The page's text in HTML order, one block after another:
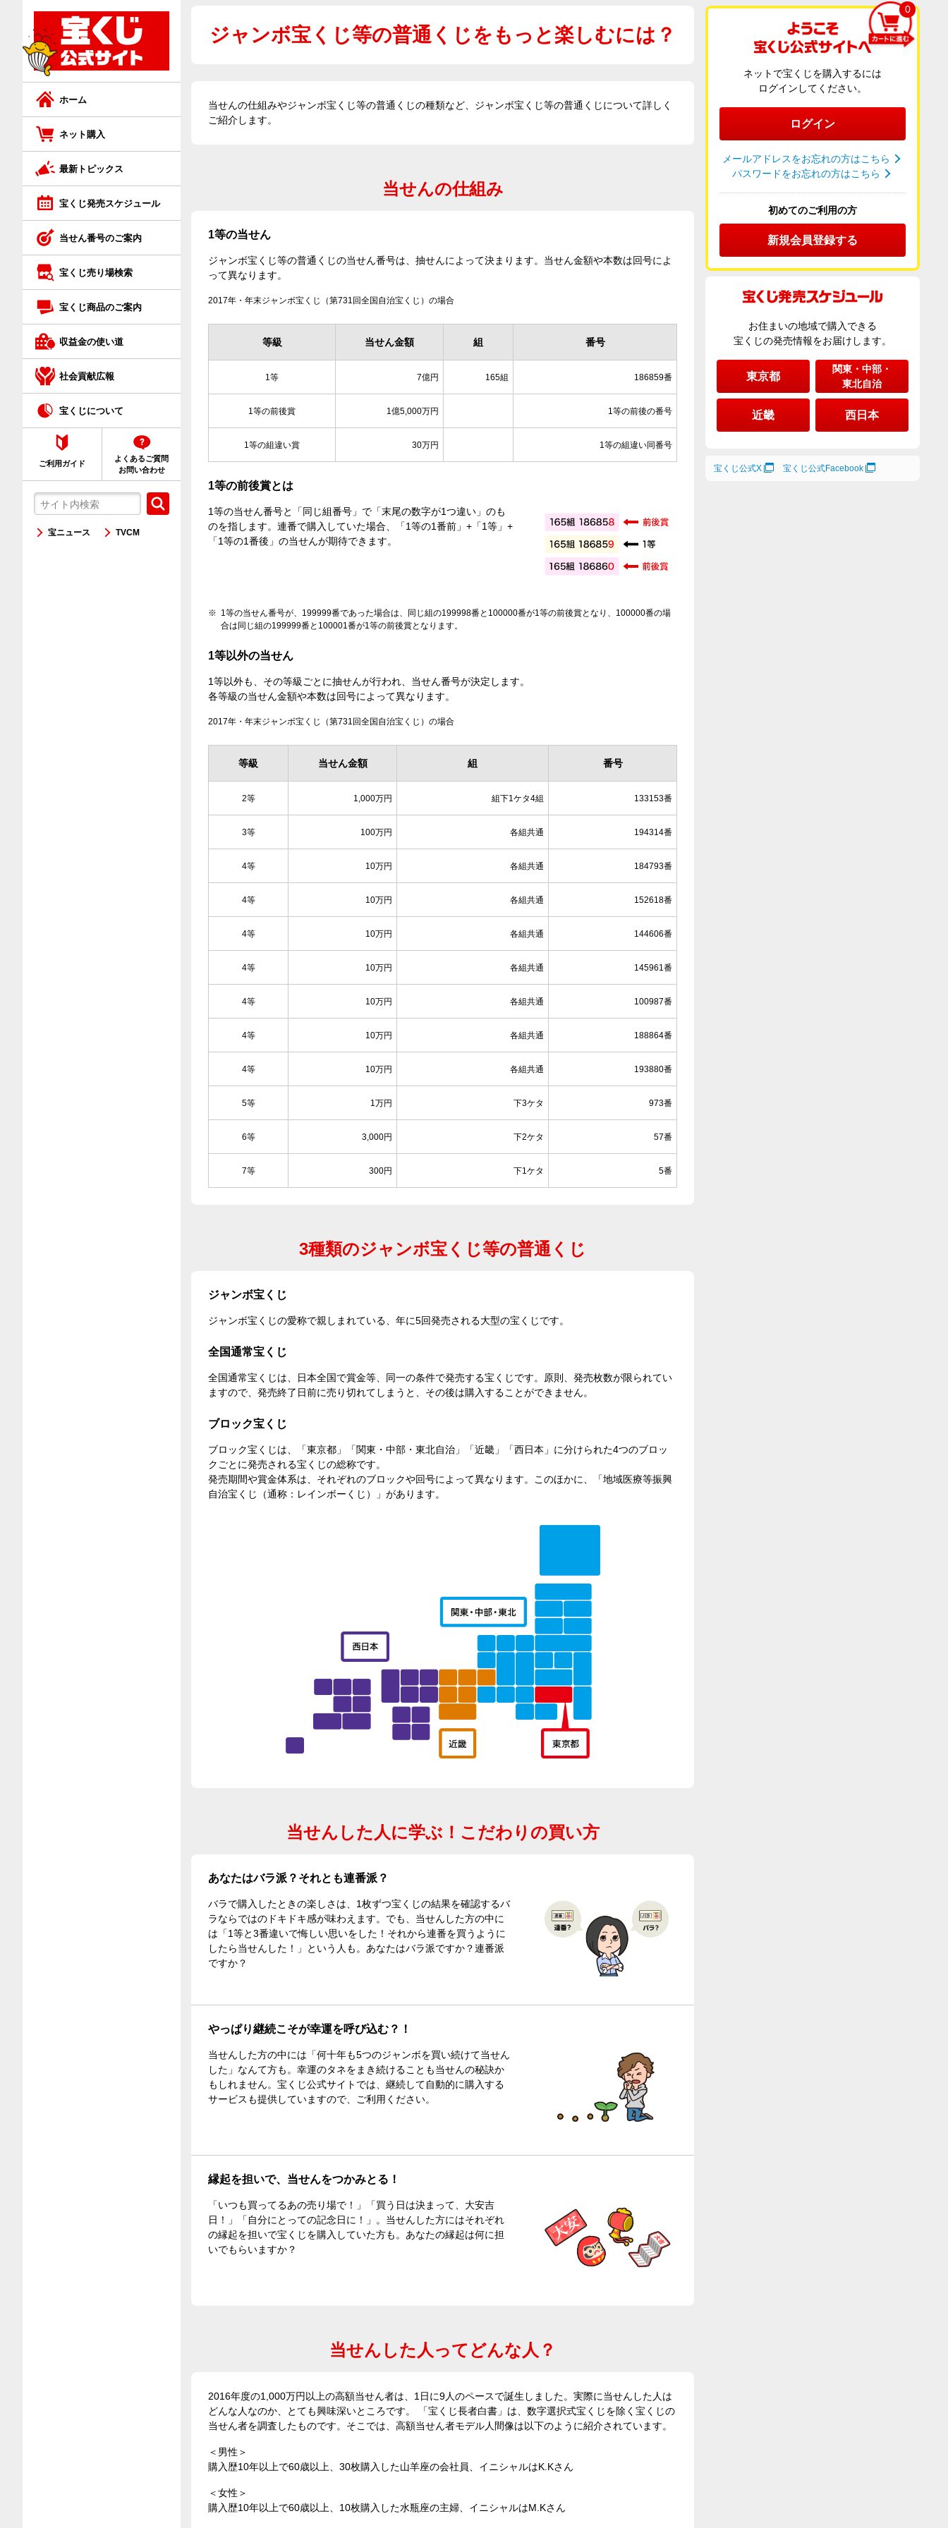
ホーム
ネット購入
クイックワン
ネット購入が初めての方へ
最新トピックス
宝くじ発売スケジュール
当せん番号のご案内
宝くじ売り場検索
宝くじ商品のご案内
収益金の使い道
社会貢献広報
宝くじについて
ご利用ガイド
よくあるご質問
お問い合わせ
宝ニュース TVCM
ジャンボ宝くじ等の普通くじを もっと楽しむには？
当せんの仕組みやジャンボ宝くじ等の普通くじの種類など、ジャンボ宝くじ等の普通くじについて詳しく
ご紹介します。
当せんの仕組み
1等の当せん
ジャンボ宝くじ等の普通くじの当せん番号は、抽せんによって決まります。当せん金額や本数は回号によ
って異なります。
2017年・年末ジャンボ宝くじ（第731回全国自治宝くじ）の場合
等級 当せん金額 組 番号
1等 7億円 165組 186859番
1等の前後賞 1億5,000万円 1等の前後の番号
1等の組違い賞 30万円 1等の組違い同番号
1等の前後賞とは
1等の当せん番号と「同じ組番号」で「末尾の数字が1つ違い」のも
のを指します。連番で購入していた場合、「1等の1番前」+「1等」+
「1等の1番後」の当せんが期待できます。
1等の当せん番号が、199999番であった場合は、同じ組の199998番と100000番が1等の前後賞となり、100000番の場
合は同じ組の199999番と100001番が1等の前後賞となります。
1等以外の当せん
1等以外も、その等級ごとに抽せんが行われ、当せん番号が決定します。
各等級の当せん金額や本数は回号によって異なります。
2017年・年末ジャンボ宝くじ（第731回全国自治宝くじ）の場合
等級 当せん金額 組 番号
2等 1,000万円 組下1ケタ4組 133153番
3等 100万円 各組共通 194314番
4等 10万円 各組共通 184793番
4等 10万円 各組共通 152618番
4等 10万円 各組共通 144606番
4等 10万円 各組共通 145961番
4等 10万円 各組共通 100987番
4等 10万円 各組共通 188864番
4等 10万円 各組共通 193880番
5等 1万円 下3ケタ 973番
6等 3,000円 下2ケタ 57番
7等 300円 下1ケタ 5番
3種類のジャンボ宝くじ等の普通くじ
ジャンボ宝くじ
ジャンボ宝くじの愛称で親しまれている、年に5回発売される大型の宝くじです。
全国通常宝くじ
全国通常宝くじは、日本全国で賞金等、同一の条件で発売する宝くじです。原則、発売枚数が限られてい
ますので、発売終了日前に売り切れてしまうと、その後は購入することができません。
ブロック宝くじ
ブロック宝くじは、「東京都」「関東・中部・東北自治」「近畿」「西日本」に分けられた4つのブロッ
クごとに発売される宝くじの総称です。
発売期間や賞金体系は、それぞれのブロックや回号によって異なります。このほかに、「地域医療等振興
自治宝くじ（通称：レインボーくじ）」があります。
当せんした人に学ぶ！こだわりの買い方
あなたはバラ派？それとも連番派？
バラで購入したときの楽しさは、1枚ずつ宝くじの結果を確認するバ
ラならではのドキドキ感が味わえます。でも、当せんした方の中に
は「1等と3番違いで悔しい思いをした！それから連番を買うように
したら当せんした！」という人も。あなたはバラ派ですか？連番派
ですか？
やっぱり継続こそが幸運を呼び込む？！
当せんした方の中には「何十年も5つのジャンボを買い続けて当せん
した」なんて方も。幸運のタネをまき続けることも当せんの秘訣か
もしれません。宝くじ公式サイトでは、継続して自動的に購入する
サービスも提供していますので、ご利用ください。
縁起を担いで、当せんをつかみとる！
「いつも買ってるあの売り場で！」「買う日は決まって、大安吉
日！」「自分にとっての記念日に！」。当せんした方にはそれぞれ
の縁起を担いで宝くじを購入していた方も。あなたの縁起は何に担
いでもらいますか？
当せんした人ってどんな人？
2016年度の1,000万円以上の高額当せん者は、1日に9人のペースで誕生しました。実際に当せんした人は
どんな人なのか、とても興味深いところです。 「宝くじ長者白書」は、数字選択式宝くじを除く宝くじの
当せん者を調査したものです。そこでは、高額当せん者モデル人間像は以下のように紹介されています。
＜男性＞
購入歴10年以上で60歳以上、30枚購入した山羊座の会社員、イニシャルはK.Kさん
＜女性＞
購入歴10年以上で60歳以上、10枚購入した水瓶座の主婦、イニシャルはM.Kさん
0
ネットで宝くじを購入するには
ログインしてください。
ログイン
メールアドレスをお忘れの方はこちら
パスワードをお忘れの方はこちら
初めてのご利用の方
新規会員登録する
お住まいの地域で購入できる
宝くじの発売情報をお届けします。
東京都
関東・中部・
東北自治
近畿 西日本
宝くじ公式X 宝くじ公式Facebook